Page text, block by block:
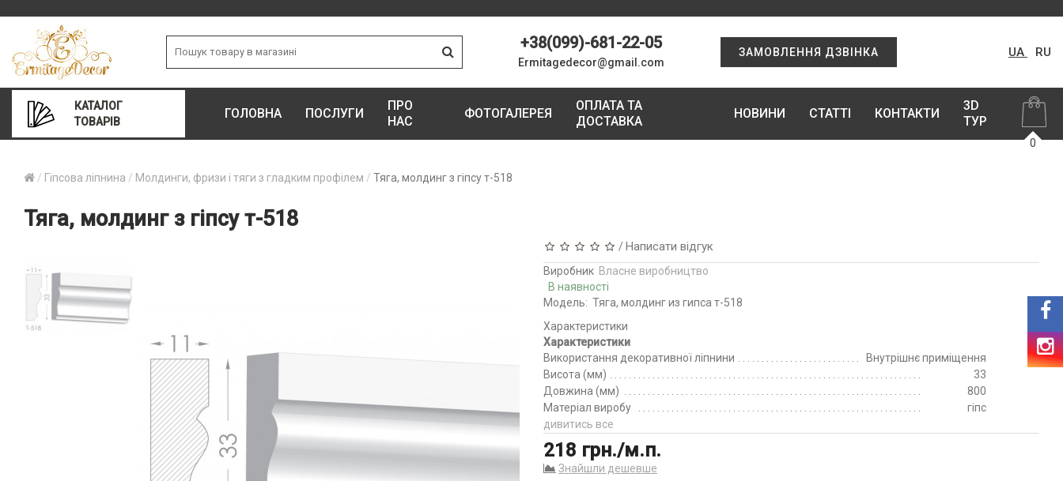
+38(099)-681-22-05
Ermitagedecor@gmail.com
ЗАМОВЛЕННЯ ДЗВІНКА UA RU
КАТАЛОГ
ТОВАРІВ
ГОЛОВНА ПОСЛУГИ
ПРО
НАС
ФОТОГАЛЕРЕЯ
ОПЛАТА ТА
ДОСТАВКА
НОВИНИ СТАТТІ КОНТАКТИ
3D
ТУР
0
Гіпсова ліпнина Молдинги, фризи і тяги з гладким профілем Тяга, молдинг з гіпсу т-518
Тяга, молдинг з гіпсу т-518
/Написати відгук
Виробник Власне виробництво
В наявності
Модель: Тяга, молдинг из гипса т-518
Характеристики
Характеристики
Використання декоративної ліпнини
Внутрішнє приміщення
Висота (мм)
33
Довжина (мм)
800
Матеріал виробу
гіпс
дивитись все
218 грн./м.п.
Знайшли дешевше